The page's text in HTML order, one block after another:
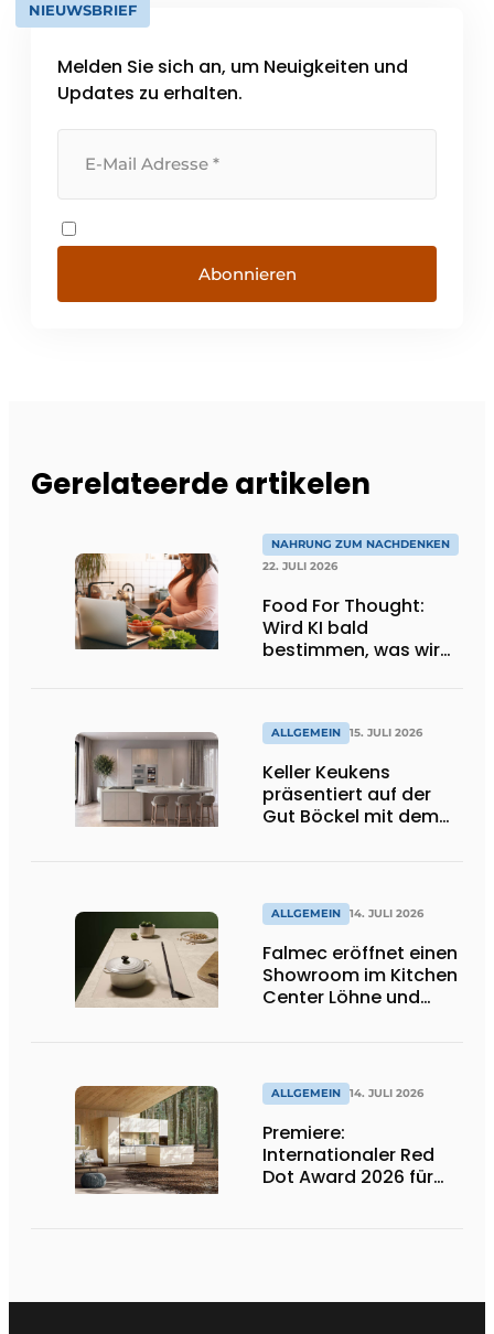
NIEUWSBRIEF
Melden Sie sich an, um Neuigkeiten und
Updates zu erhalten.
Abonnieren
Gerelateerde artikelen
NAHRUNG ZUM NACHDENKEN
22. JULI 2026
Food For Thought:
Wird KI bald
bestimmen, was wir
dich!
ALLGEMEIN 15. JULI 2026
Keller Keukens
präsentiert auf der
Gut Böckel mit dem
ALLGEMEIN 14. JULI 2026
Falmec eröffnet einen
Showroom im Kitchen
Center Löhne und
ALLGEMEIN 14. JULI 2026
Premiere:
Internationaler Red
Dot Award 2026 für